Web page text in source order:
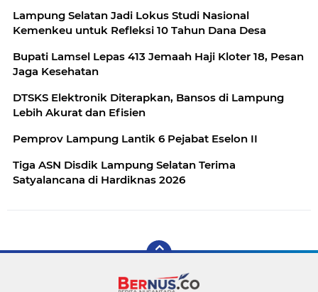
Lampung Selatan Jadi Lokus Studi Nasional
Kemenkeu untuk Refleksi 10 Tahun Dana Desa
Bupati Lamsel Lepas 413 Jemaah Haji Kloter 18, Pesan
Jaga Kesehatan
DTSKS Elektronik Diterapkan, Bansos di Lampung
Lebih Akurat dan Efisien
Pemprov Lampung Lantik 6 Pejabat Eselon II
Tiga ASN Disdik Lampung Selatan Terima
Satyalancana di Hardiknas 2026